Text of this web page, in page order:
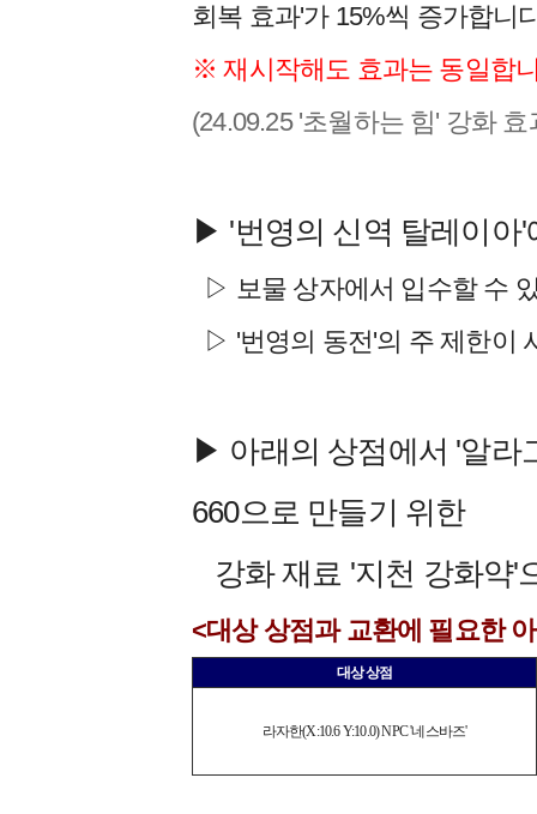
회복 효과'가 15%씩 증가합니
※ 재시작해도 효과는 동일합
(24.09.25 '초월하는 힘' 강화
▶ '번영의 신역 탈레이아
▷ 보물 상자에서 입수할 수
▷ '번영의 동전'의 주 제한이
▶ 아래의 상점에서 '알라
660으로 만들기 위한
강화 재료 '지천 강화약'
<대상 상점과 교환에 필요한
대상 상점
라자한(X:10.6 Y:10.0) NPC '네스바즈'